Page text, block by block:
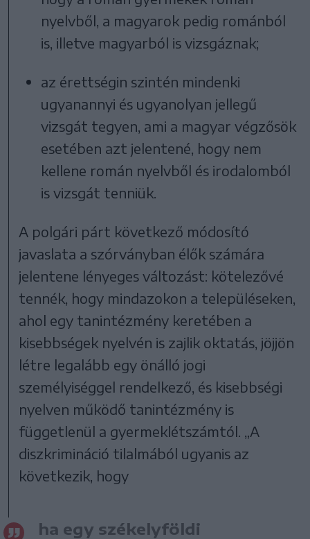
nyelvből, a magyarok pedig románból
is, illetve magyarból is vizsgáznak;
az érettségin szintén mindenki
ugyanannyi és ugyanolyan jellegű
vizsgát tegyen, ami a magyar végzősök
esetében azt jelentené, hogy nem
kellene román nyelvből és irodalomból
is vizsgát tenniük.
A polgári párt következő módosító
javaslata a szórványban élők számára
jelentene lényeges változást: kötelezővé
tennék, hogy mindazokon a településeken,
ahol egy tanintézmény keretében a
kisebbségek nyelvén is zajlik oktatás, jöjjön
létre legalább egy önálló jogi
személyiséggel rendelkező, és kisebbségi
nyelven működő tanintézmény is
függetlenül a gyermeklétszámtól. „A
diszkrimináció tilalmából ugyanis az
következik, hogy
ha egy székelyföldi